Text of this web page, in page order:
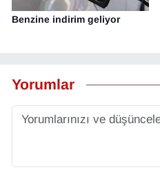
Benzine indirim geliyor
Yorumlar